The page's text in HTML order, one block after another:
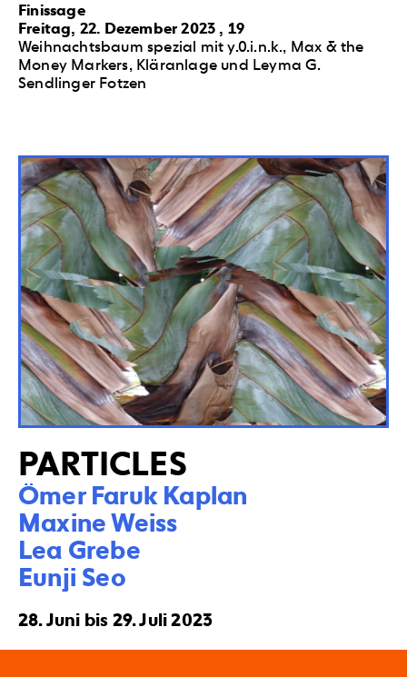
Finissage
Freitag, 22. Dezember 2023 , 19
Weihnachtsbaum spezial mit y.0.i.n.k., Max & the
Money Markers, Kläranlage und Leyma G.
Sendlinger Fotzen
PARTICLES
Ömer Faruk Kaplan
Maxine Weiss
Lea Grebe
Eunji Seo
28. Juni bis 29. Juli 2023